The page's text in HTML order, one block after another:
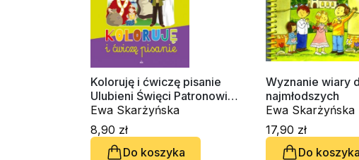
Koloruję i ćwiczę pisanie
Ulubieni Święci Patronowie
Malucha
Ewa Skarżyńska
8,90 zł
Do koszyka
Wyznanie wiary
najmłodszych
Ewa Skarżyńska
17,90 zł
Do koszyka